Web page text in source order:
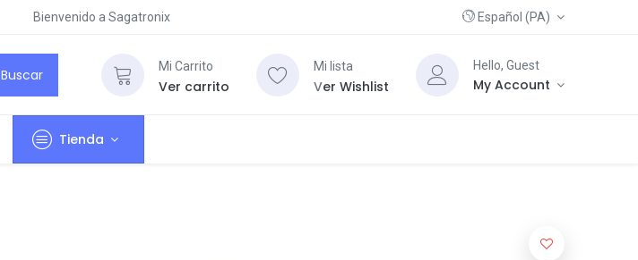
Bienvenido a Sagatronix Español (PA)
Buscar Mi Carrito
Ver carrito
Mi lista
Ver Wishlist
Hello, Guest
My Account
Tienda